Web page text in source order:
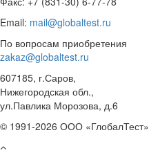
Email: mail@globaltest.ru
По вопросам приобретения
zakaz@globaltest.ru
607185, г.Саров,
Нижегородская обл.,
ул.Павлика Морозова, д.6
© 1991-2026 ООО «ГлобалТест»